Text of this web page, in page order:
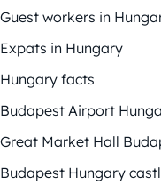
Guest workers in
Expats in Hungary
Hungary facts
Budapest Airport
Great Market Hall
Budapest Hungary